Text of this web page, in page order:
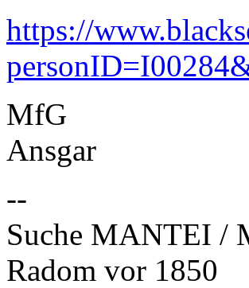
https://
MfG
Ansgar
--
Suche MANTEI /
Radom vor 1850